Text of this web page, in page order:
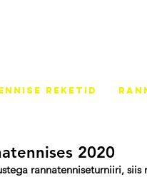
REKETID
2020
rannatenniseturniiri, siis